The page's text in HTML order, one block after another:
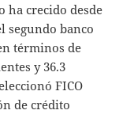
ha crecido desde
segundo banco
términos de
y 36.3
FICO
de crédito